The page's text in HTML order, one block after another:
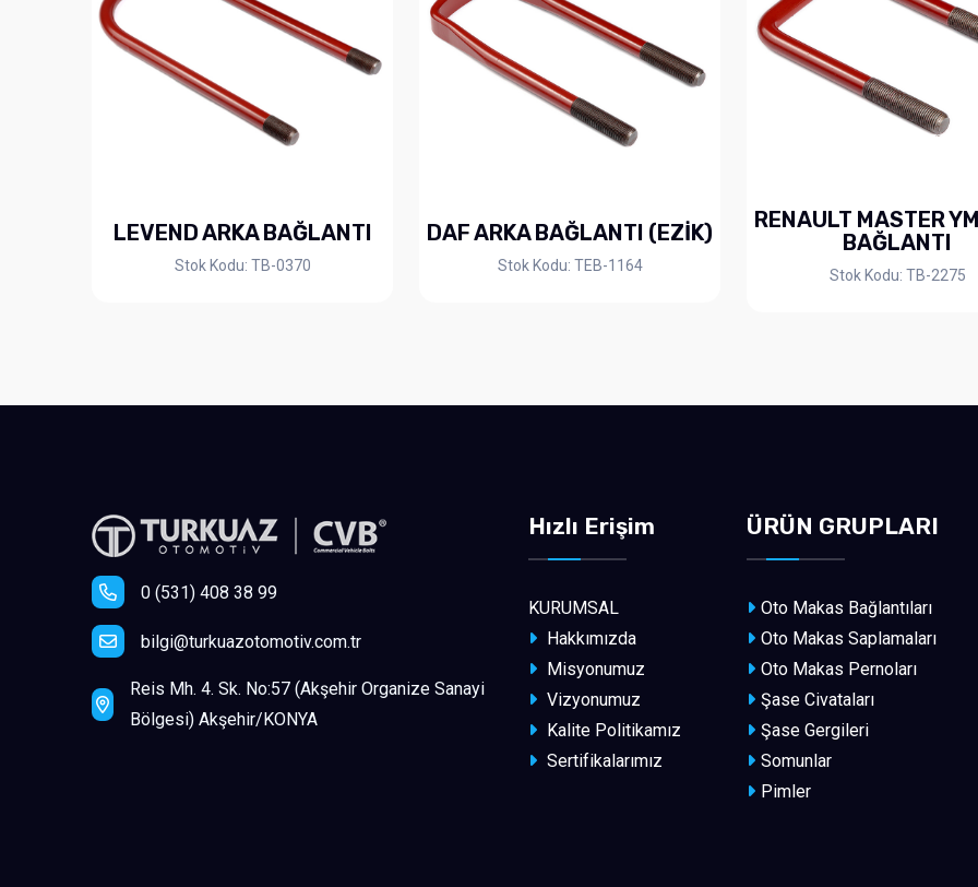
LEVEND ARKA BAĞLANTI
Stok Kodu: TB-0370
DAF ARKA BAĞLANTI (EZİK)
Stok Kodu: TEB-1164
RENAULT MASTER
BAĞLANTI
Stok Kodu: TB-2275
0 (531) 408 38 99
bilgi@turkuazotomotiv.com.tr
Reis Mh. 4. Sk. No:57 (Akşehir Organize Sanayi
Bölgesi) Akşehir/KONYA
Hızlı Erişim
KURUMSAL
Hakkımızda
Misyonumuz
Vizyonumuz
Kalite Politikamız
Sertifikalarımız
ÜRÜN GRUPLARI
Oto Makas Bağlantıları
Oto Makas Saplamaları
Oto Makas Pernoları
Şase Civataları
Şase Gergileri
Somunlar
Pimler